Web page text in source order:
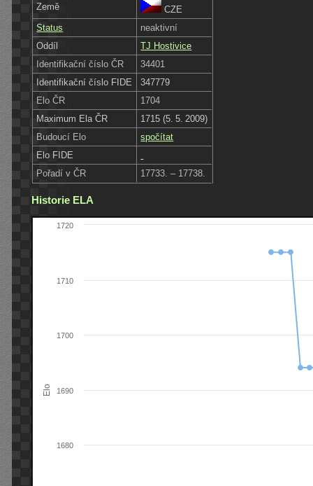
Země
CZE
Status
neaktivní
Oddíl
TJ Hostivice
Identifikační číslo ČR
34401
Identifikační číslo FIDE
347779
Elo ČR
1704
Maximum Ela ČR
1715 (5. 5. 2009)
Budoucí Elo
spočítat
Elo FIDE
Pořadí v ČR
17733. – 17738.
Historie ELA
Elo
1680
1690
1700
1710
1720